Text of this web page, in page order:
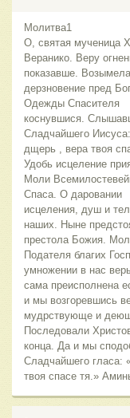
Молитва1
О, святая мученица
Веранико. Веру
показавше. Возымела
дерзновение пред
Одежды Спасителя
коснувшися.
Сладчайшего
дщерь , вера твоя
Удобь исцеление
Моли
Спаса. О даровании
исцеления, душ и
наших. Ныне
престола Божия.
Подателя благих
умножении в нас
сама преисполнена
и мы возгоревшись
мудрствующе и
Последовали
конца. Да и мы
Сладчайшего гласа:
твоя спасе тя.»